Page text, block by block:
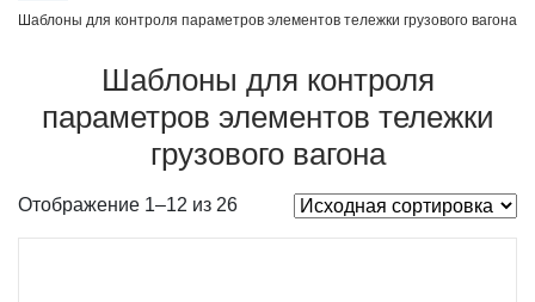
Шаблоны для контроля параметров элементов тележки грузового вагона
Шаблоны для контроля
параметров элементов тележки
грузового вагона
Отображение 1–12 из 26